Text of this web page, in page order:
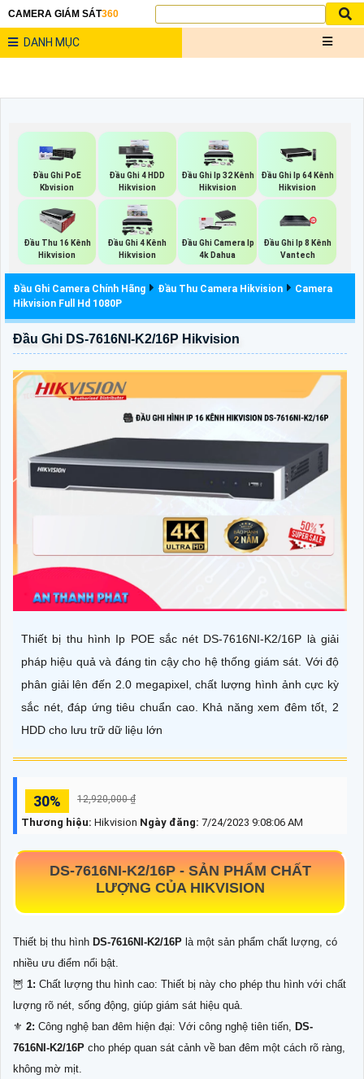
CAMERA GIÁM SÁT360
DANH MỤC
Đầu Ghi PoE
Kbvision
Đầu Ghi 4 HDD
Hikvision
Đầu Ghi Ip 32 Kênh
Hikvision
Đầu Ghi Ip 64 Kênh
Hikvision
Đầu Thu 16 Kênh
Hikvision
Đầu Ghi 4 Kênh
Hikvision
Đầu Ghi Camera Ip
4k Dahua
Đầu Ghi Ip 8 Kênh
Vantech
Đầu Ghi Camera Chính Hãng Đầu Thu Camera Hikvision
Camera
Hikvision Full Hd 1080P
Đầu Ghi DS-7616NI-K2/16P Hikvision
Thiết bị thu hình Ip POE sắc nét DS-7616NI-K2/16P là giải
pháp hiệu quả và đáng tin cậy cho hệ thống giám sát. Với độ
phân giải lên đến 2.0 megapixel, chất lượng hình ảnh cực kỳ
sắc nét, đáp ứng tiêu chuẩn cao. Khả năng xem đêm tốt, 2
HDD cho lưu trữ dữ liệu lớn
30% 12,920,000 ₫
Thương hiệu: Hikvision Ngày đăng: 7/24/2023 9:08:06 AM
DS-7616NI-K2/16P -SẢN PHẨM CHẤT
LƯỢNG CỦA HIKVISION
Thiết bị thu hình DS-7616NI-K2/16P là một sản phẩm chất lượng, có
nhiều ưu điểm nổi bật.
🦉 1: Chất lượng thu hình cao: Thiết bị này cho phép thu hình với chất
lượng rõ nét, sống động, giúp giám sát hiệu quả.
⚜️ 2: Công nghệ ban đêm hiện đại: Với công nghệ tiên tiến, DS-
7616NI-K2/16P cho phép quan sát cảnh về ban đêm một cách rõ ràng,
không mờ mịt.